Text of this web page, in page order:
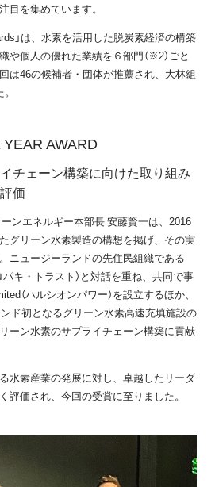
目を集めています。
」は、水素を活用した脱炭素経済の構築
や個人の優れた業績を６部門（※2）ごと
は46の候補者・団体が推薦され、大林組
AWARD
チェーン構築に向けた取り組み
価
ンエネルギー本部長 安藤賢一は、2016
グリーン水素製造の構想を掲げ、その実
ニュージーランドの先住民組織である
キ・トラスト）と対話を重ね、共同で事
（ハルシオンパワー）を設立するほか、
ド初となるグリーン水素高速充填施設の
ーン水素のサプライチェーン構築に貢献
水素産業の発展に対し、卓越したリーダ
評価され、今回の受賞に至りました。